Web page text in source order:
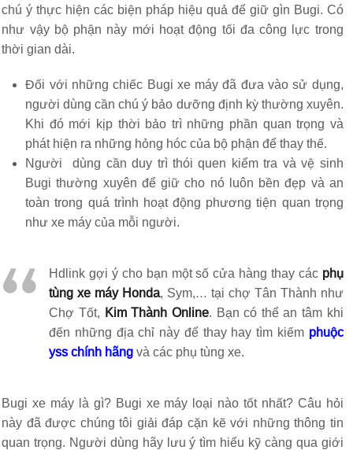
chú ý thực hiện các biện pháp hiệu quả để giữ gìn Bugi. Có
như vậy bộ phận này mới hoạt động tối đa công lực trong
thời gian dài.
Đối với những chiếc Bugi xe máy đã đưa vào sử dụng,
người dùng cần chú ý bảo dưỡng định kỳ thường xuyên.
Khi đó mới kịp thời bảo trì những phần quan trọng và
phát hiện ra những hỏng hóc của bộ phận để thay thế.
Người dùng cần duy trì thói quen kiểm tra và vệ sinh
Bugi thường xuyên để giữ cho nó luôn bền đẹp và an
toàn trong quá trình hoạt động phương tiện quan trọng
như xe máy của mỗi người.
Hdlink gợi ý cho bạn một số cửa hàng thay các phụ
tùng xe máy Honda, Sym,… tại chợ Tân Thành như
Chợ Tốt, Kim Thành Online. Bạn có thể an tâm khi
đến những địa chỉ này để thay hay tìm kiếm phuộc
yss chính hãng và các phụ tùng xe.
Bugi xe máy là gì? Bugi xe máy loại nào tốt nhất? Câu hỏi
này đã được chúng tôi giải đáp cặn kẽ với những thông tin
quan trọng. Người dùng hãy lưu ý tìm hiểu kỹ càng qua giới